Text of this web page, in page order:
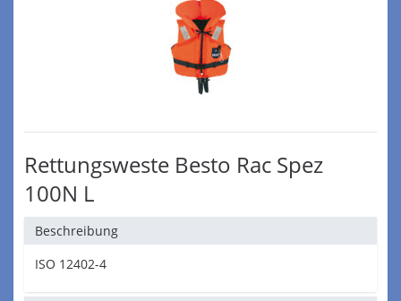
Rettungsweste Besto Rac Spez
100N L
Beschreibung
ISO 12402-4